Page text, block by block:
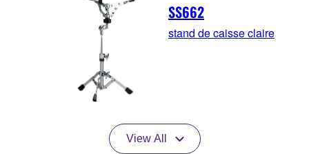
SS662
stand de caisse claire
View All